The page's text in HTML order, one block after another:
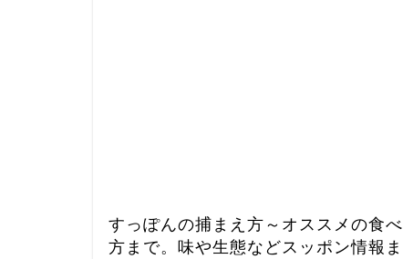
すっぽんの捕まえ方～オススメの食べ
方まで。味や生態などスッポン情報ま